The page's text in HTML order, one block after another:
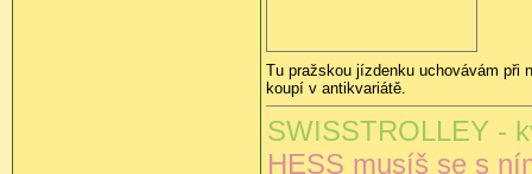
Tu pražskou jízdenku uchovávám při
koupí v antikvariátě.
SWISSTROLLEY -
HESS musíš se s